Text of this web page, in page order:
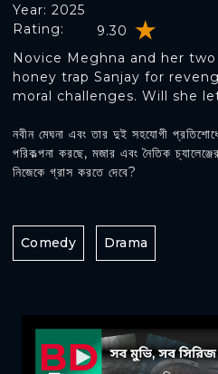
Rating: 9.30
Year: 2025
Novice Meghna and her
honey trap Sanjay for
moral challenges. Will she
নবীন মেঘনা এবং তার দুই সহযোগী
পরিকল্পনা করছে, মজার এবং নৈতিক
নিজেকে গ্রাস করতে দেবে?
Comedy Drama